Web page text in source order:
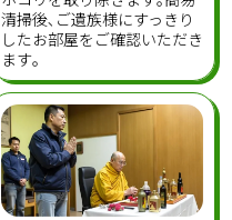
清掃後､ご遺族様にすっきり
したお部屋をご確認いただき
ます｡